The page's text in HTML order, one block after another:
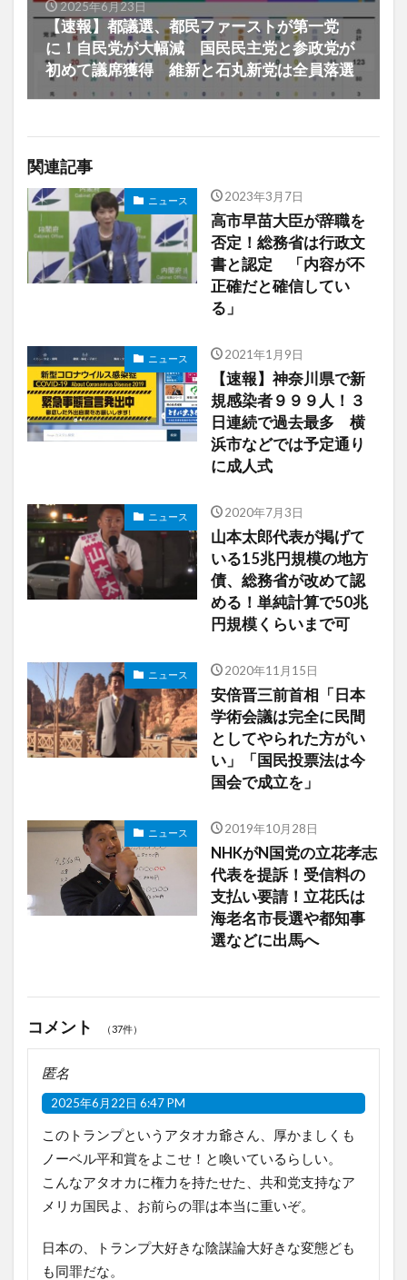
2025年6月23日
【速報】都議選、都民ファーストが第一党
に！自民党が大幅減 国民民主党と参政党が
初めて議席獲得 維新と石丸新党は全員落選
関連記事
ニュース 2023年3月7日
高市早苗大臣が辞職を
否定！総務省は行政文
書と認定 「内容が不
正確だと確信してい
る」
ニュース 2021年1月9日
【速報】神奈川県で新
規感染者９９９人！３
日連続で過去最多 横
浜市などでは予定通り
に成人式
ニュース 2020年7月3日
山本太郎代表が掲げて
いる15兆円規模の地方
債、総務省が改めて認
める！単純計算で50兆
円規模くらいまで可
ニュース 2020年11月15日
安倍晋三前首相「日本
学術会議は完全に民間
としてやられた方がい
い」「国民投票法は今
国会で成立を」
ニュース 2019年10月28日
NHKがN国党の立花孝志
代表を提訴！受信料の
支払い要請！立花氏は
海老名市長選や都知事
選などに出馬へ
コメント （37件）
匿名
2025年6月22日 6:47 PM
このトランプというアタオカ爺さん、厚かましくも
ノーベル平和賞をよこせ！と喚いているらしい。
こんなアタオカに権力を持たせた、共和党支持なア
メリカ国民よ、お前らの罪は本当に重いぞ。
日本の、トランプ大好きな陰謀論大好きな変態ども
も同罪だな。